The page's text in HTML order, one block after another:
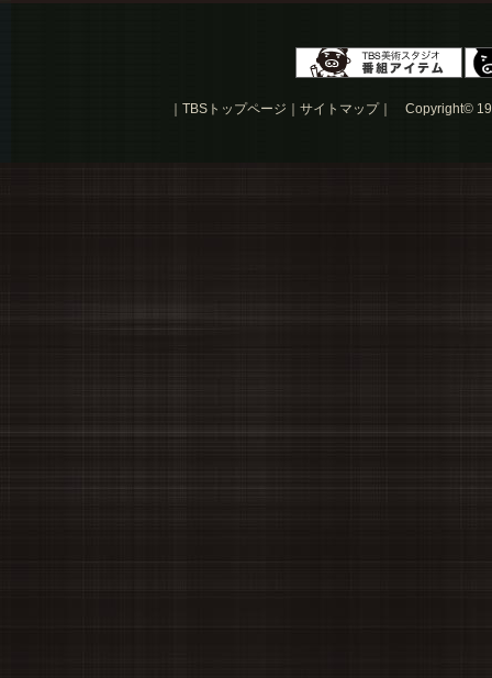
TBSトップページ サイトマップ｜ Copyright©